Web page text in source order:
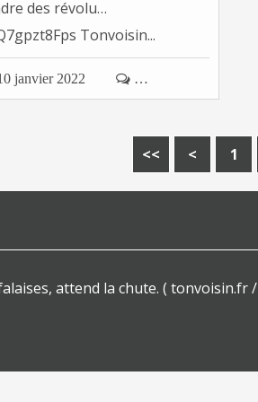
des révolu…
Tonvoisin...
janvier 2022  …
<< < 1
attend la chute. ( tonvoisin.fr /